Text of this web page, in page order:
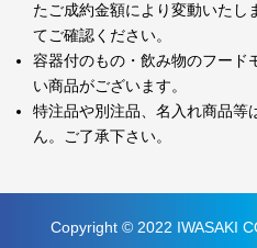
たご成約金額により変動いたし
てご確認ください。
容器付のもの・飲み物のフード
い商品がございます。
特注品や別注品、名入れ商品等
ん。ご了承下さい。
Copyright © 2022 IWASAKI